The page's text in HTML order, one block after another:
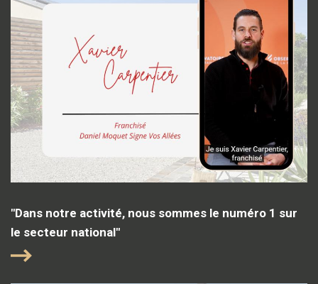
"Dans notre activité, nous sommes le numéro 1 sur
le secteur national"